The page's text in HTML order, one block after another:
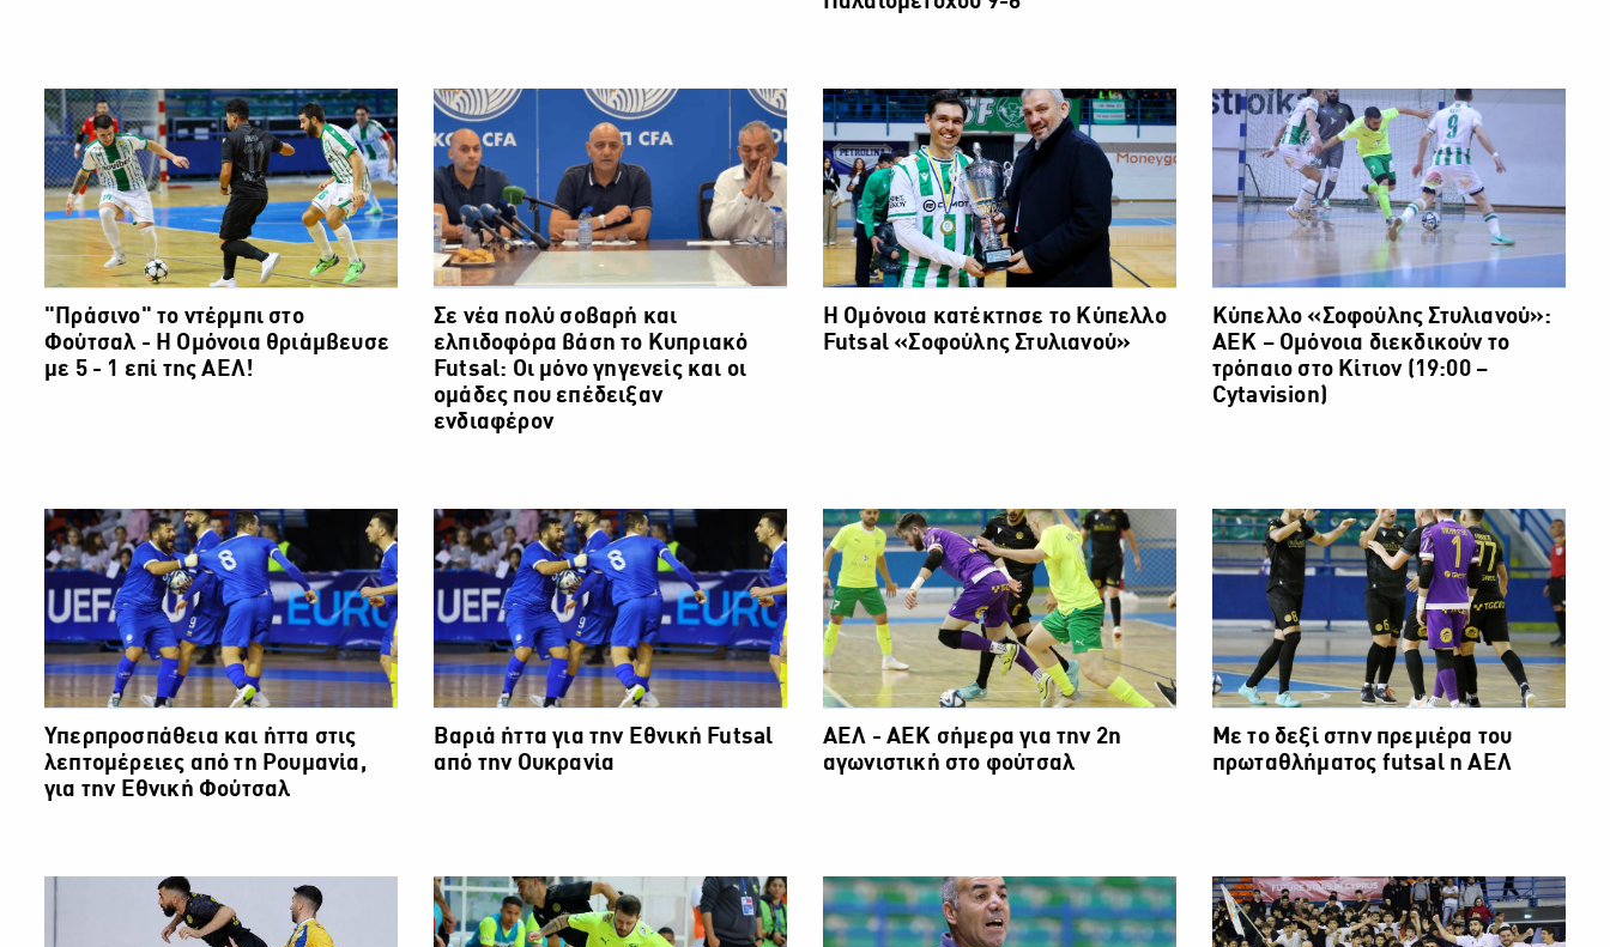
"Πράσινο" το ντέρμπι στο
Φούτσαλ - Η Ομόνοια θριάμβευσε
με 5 - 1 επί της ΑΕΛ!
Σε νέα πολύ σοβαρή και
ελπιδοφόρα βάση το Κυπριακό
Futsal: Οι μόνο γηγενείς και οι
ομάδες που επέδειξαν
ενδιαφέρον
Η Ομόνοια κατέκτησε το Κύπελλο
Futsal «Σοφούλης Στυλιανού»
Κύπελλο «Σοφούλης Στυλιανού»:
ΑΕΚ – Ομόνοια διεκδικούν το
τρόπαιο στο Κίτιον (19:00 –
Cytavision)
Υπερπροσπάθεια και ήττα στις
λεπτομέρειες από τη Ρουμανία,
για την Εθνική Φούτσαλ
Βαριά ήττα για την Εθνική Futsal
από την Ουκρανία
ΑΕΛ - ΑΕΚ σήμερα για την 2η
αγωνιστική στο φούτσαλ
Με το δεξί στην πρεμιέρα του
πρωταθλήματος futsal η ΑΕΛ